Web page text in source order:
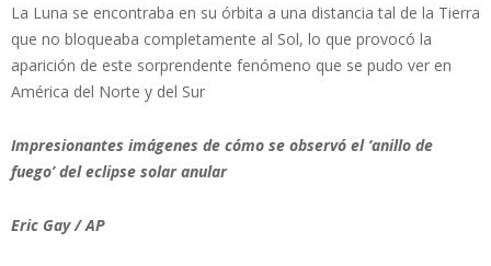
La Luna se encontraba en su órbita a una distancia tal de la Tierra
que no bloqueaba completamente al Sol, lo que provocó la
aparición de este sorprendente fenómeno que se pudo ver en
América del Norte y del Sur
Impresionantes imágenes de cómo se observó el ‘anillo de
fuego’ del eclipse solar anular
Eric Gay / AP